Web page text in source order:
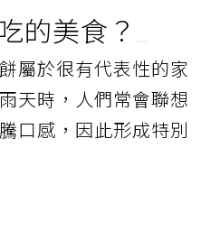
的美食？
屬於很有代表性的家
天時，人們常會聯想
口感，因此形成特別